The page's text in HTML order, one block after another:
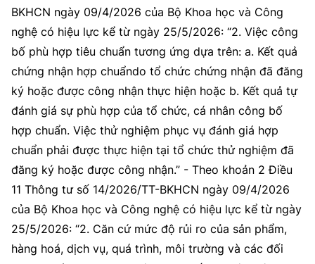
BKHCN ngày 09/4/2026 của Bộ Khoa học và Công
nghệ có hiệu lực kể từ ngày 25/5/2026: “2. Việc công
bố phù hợp tiêu chuẩn tương ứng dựa trên: a. Kết quả
chứng nhận hợp chuẩndo tổ chức chứng nhận đã đăng
ký hoặc được công nhận thực hiện hoặc b. Kết quả tự
đánh giá sự phù hợp của tổ chức, cá nhân công bố
hợp chuẩn. Việc thử nghiệm phục vụ đánh giá hợp
chuẩn phải được thực hiện tại tổ chức thử nghiệm đã
đăng ký hoặc được công nhận.” - Theo khoản 2 Điều
11 Thông tư số 14/2026/TT-BKHCN ngày 09/4/2026
của Bộ Khoa học và Công nghệ có hiệu lực kể từ ngày
25/5/2026: “2. Căn cứ mức độ rủi ro của sản phẩm,
hàng hoá, dịch vụ, quá trình, môi trường và các đối